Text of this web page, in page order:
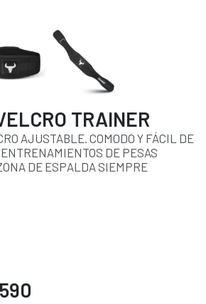
TRAINER
AJUSTABLE. COMODO Y FÁCIL DE
DE PESAS
DE ESPALDA SIEMPRE